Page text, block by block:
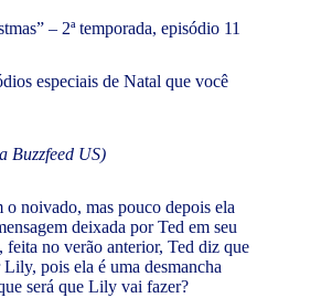
– 2ª temporada, episódio 11
Buzzfeed US)
noivado, mas pouco depois ela
deixada por Ted em seu
feita no verão anterior, Ted diz que
pois ela é uma desmancha
será que Lily vai fazer?